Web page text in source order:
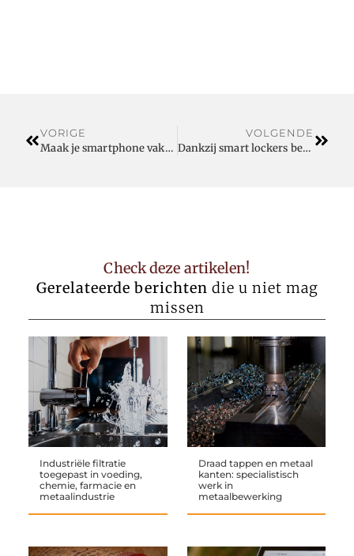
VORIGE
Maak je smartphone vakantieproof met deze tips
VOLGENDE
Dankzij smart lockers behoren sleutels tot de verleden tijd
Check deze artikelen!
Gerelateerde berichten die u niet mag
missen
Industriële filtratie
toegepast in voeding,
chemie, farmacie en
metaalindustrie
Draad tappen en metaal
kanten: specialistisch
werk in
metaalbewerking